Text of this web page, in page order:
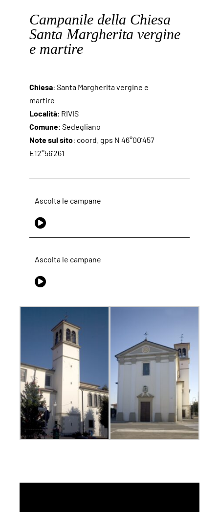
Campanile della Chiesa
Santa Margherita vergine
e martire
Chiesa: Santa Margherita vergine e
martire
Località: RIVIS
Comune: Sedegliano
Note sul sito: coord. gps N 46°00’457
E12°56’261
Ascolta le campane
Ascolta le campane